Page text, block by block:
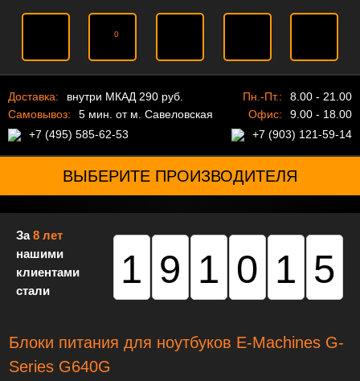
0
Доставка:
внутри МКАД 290 руб.
Самовывоз:
5 мин. от м. Савеловская
+7 (495) 585-62-53
Пн.-Пт.:
8.00 - 21.00
Офис:
9.00 - 18.00
+7 (903) 121-59-14
ВЫБЕРИТЕ ПРОИЗВОДИТЕЛЯ
За8 лет
нашими
клиентами
стали
191015
Блоки питания для ноутбуков E-Machines G-
Series G640G